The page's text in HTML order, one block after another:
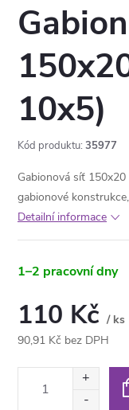
10x5)
Kód produktu: 35977
Gabionová síť
gabionové
Detailní informace
1–2 pracovní dny
110 Kč / ks
90,91 Kč bez DPH